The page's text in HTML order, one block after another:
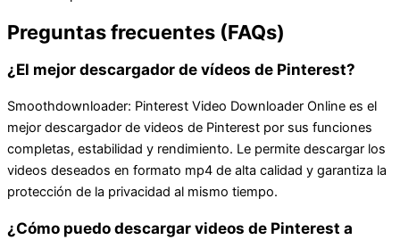
Preguntas frecuentes (FAQs)
¿El mejor descargador de vídeos de Pinterest?
Smoothdownloader: Pinterest Video Downloader Online es el
mejor descargador de videos de Pinterest por sus funciones
completas, estabilidad y rendimiento. Le permite descargar los
videos deseados en formato mp4 de alta calidad y garantiza la
protección de la privacidad al mismo tiempo.
¿Cómo puedo descargar videos de Pinterest a